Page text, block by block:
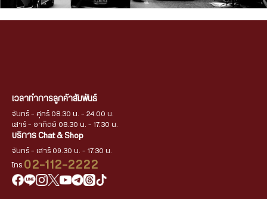
เวลาทำการลูกค้าสัมพันธ์
จันทร์ - ศุกร์ 08.30 น. - 24.00 น.
เสาร์ - อาทิตย์ 08.30 น. - 17.30 น.
บริการ Chat & Shop
จันทร์ - เสาร์ 09.30 น. - 17.30 น.
โทร. 02-112-2222